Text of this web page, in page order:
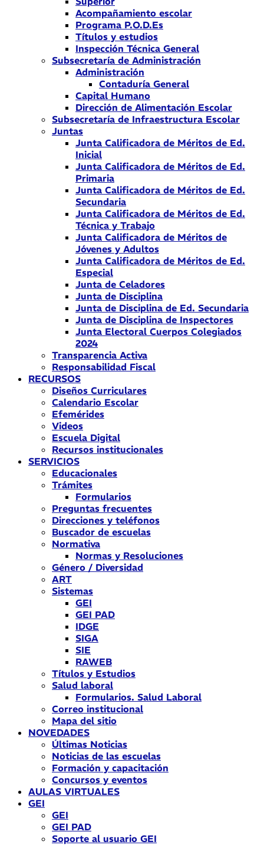
Acompañamiento escolar
Programa P.O.D.Es
Títulos y estudios
Inspección Técnica General
Subsecretaría de Administración
Administración
Contaduría General
Capital Humano
Dirección de Alimentación Escolar
Subsecretaría de Infraestructura Escolar
Juntas
Junta Calificadora de Méritos de Ed.
Inicial
Junta Calificadora de Méritos de Ed.
Primaria
Junta Calificadora de Méritos de Ed.
Secundaria
Junta Calificadora de Méritos de Ed.
Técnica y Trabajo
Junta Calificadora de Méritos de
Jóvenes y Adultos
Junta Calificadora de Méritos de Ed.
Especial
Junta de Celadores
Junta de Disciplina
Junta de Disciplina de Ed. Secundaria
Junta de Disciplina de Inspectores
Junta Electoral Cuerpos Colegiados
2024
Transparencia Activa
Responsabilidad Fiscal
RECURSOS
Diseños Curriculares
Calendario Escolar
Efemérides
Videos
Escuela Digital
Recursos institucionales
SERVICIOS
Educacionales
Trámites
Formularios
Preguntas frecuentes
Direcciones y teléfonos
Buscador de escuelas
Normativa
Normas y Resoluciones
Género / Diversidad
ART
Sistemas
GEI
GEI PAD
IDGE
SIGA
SIE
RAWEB
Títulos y Estudios
Salud laboral
Formularios. Salud Laboral
Correo institucional
Mapa del sitio
NOVEDADES
Últimas Noticias
Noticias de las escuelas
Formación y capacitación
Concursos y eventos
AULAS VIRTUALES
GEI
GEI
GEI PAD
Soporte al usuario GEI